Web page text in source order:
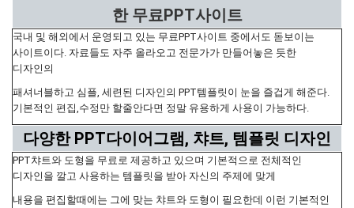
한 무료PPT사이트
국내 및 해외에서 운영되고 있는 무료PPT사이트 중에서도 돋보이는
사이트이다. 자료들도 자주 올라오고 전문가가 만들어놓은 듯한
디자인의
패셔너블하고 심플, 세련된 디자인의 PPT템플릿이 눈을 즐겁게 해준다.
기본적인 편집,수정만 할줄안다면 정말 유용하게 사용이 가능하다.
다양한 PPT다이어그램, 챠트, 템플릿 디자인
PPT챠트와 도형을 무료로 제공하고 있으며 기본적으로 전체적인
디자인을 깔고 사용하는 템플릿을 받아 자신의 주제에 맞게
내용을 편집할때에는 그에 맞는 챠트와 도형이 필요한데 이런 기본적인